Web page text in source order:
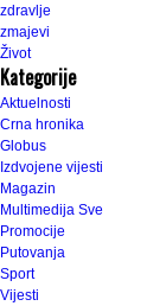
zdravlje
zmajevi
Život
Kategorije
Aktuelnosti
Crna hronika
Globus
Izdvojene vijesti
Magazin
Multimedija Sve
Promocije
Putovanja
Sport
Vijesti